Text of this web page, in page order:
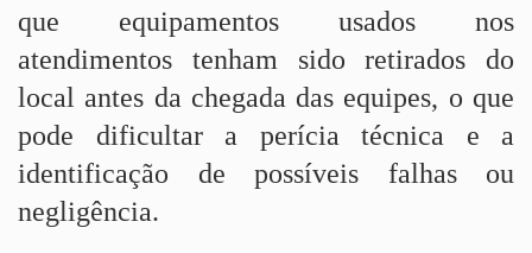
que equipamentos usados nos
atendimentos tenham sido retirados do
local antes da chegada das equipes, o que
pode dificultar a perícia técnica e a
identificação de possíveis falhas ou
negligência.